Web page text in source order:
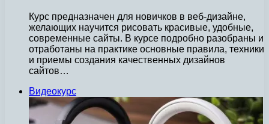
Курс предназначен для новичков в веб-дизайне,
желающих научится рисовать красивые, удобные,
современные сайты. В курсе подробно разобраны и
отработаны на практике основные правила, техники
и приемы создания качественных дизайнов
сайтов…
Видеокурс